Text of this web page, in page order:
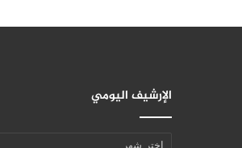
الإرشيف اليومي
الإرشيف